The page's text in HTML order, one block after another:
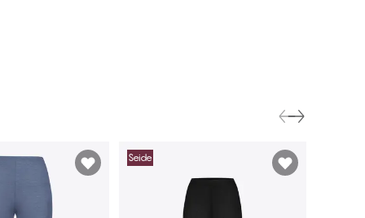
Seide